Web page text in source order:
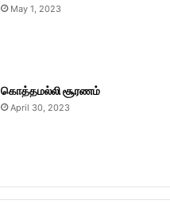
May 1, 2023
கொத்தமல்லி சூரணம்
April 30, 2023